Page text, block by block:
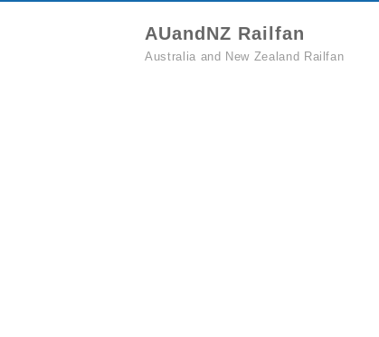
AUandNZ Railfan
Australia and New Zealand Railfan